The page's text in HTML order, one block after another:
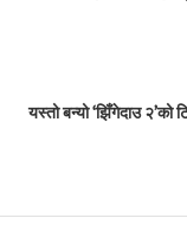
यस्तो बन्यो ‘झिँगेदाउ २’को